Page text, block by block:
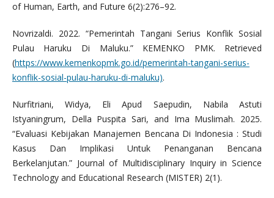
of Human, Earth, and Future 6(2):276–92.
Novrizaldi. 2022. “Pemerintah Tangani Serius Konflik Sosial
Pulau Haruku Di Maluku.” KEMENKO PMK. Retrieved
(https://www.kemenkopmk.go.id/pemerintah-tangani-serius-
konflik-sosial-pulau-haruku-di-maluku).
Nurfitriani, Widya, Eli Apud Saepudin, Nabila Astuti
Istyaningrum, Della Puspita Sari, and Ima Muslimah. 2025.
“Evaluasi Kebijakan Manajemen Bencana Di Indonesia : Studi
Kasus Dan Implikasi Untuk Penanganan Bencana
Berkelanjutan.” Journal of Multidisciplinary Inquiry in Science
Technology and Educational Research (MISTER) 2(1).